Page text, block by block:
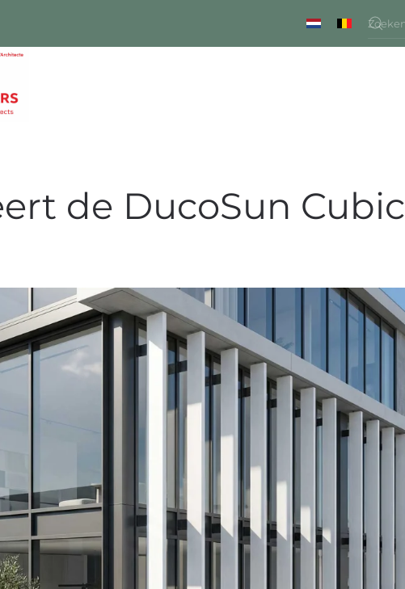
de DucoSun Cubic